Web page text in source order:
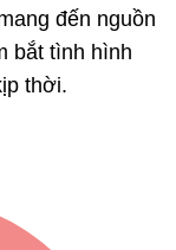
đến nguồn
bắt tình hình
thời.